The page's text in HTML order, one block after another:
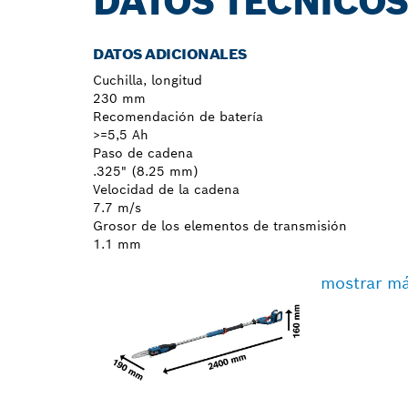
DATOS ADICIONALES
Cuchilla, longitud
230 mm
Recomendación de batería
>=5,5 Ah
Paso de cadena
.325" (8.25 mm)
Velocidad de la cadena
7.7 m/s
Grosor de los elementos de transmisión
1.1 mm
mostrar